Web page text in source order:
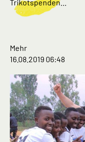
Trikotspenden…
Mehr
16.08.2019 06:48